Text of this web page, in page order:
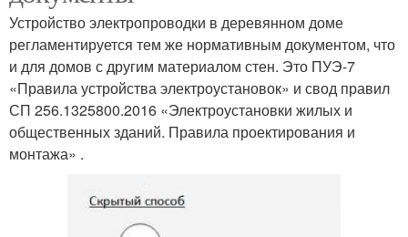
Устройство электропроводки в деревянном доме
регламентируется тем же нормативным документом, что
и для домов с другим материалом стен. Это ПУЭ-7
«Правила устройства электроустановок» и свод правил
СП 256.1325800.2016 «Электроустановки жилых и
общественных зданий. Правила проектирования и
монтажа» .